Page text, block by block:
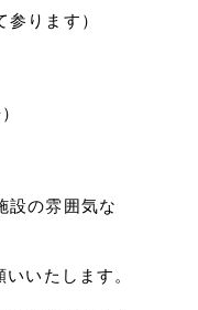
ります）
設の雰囲気な
いたします。